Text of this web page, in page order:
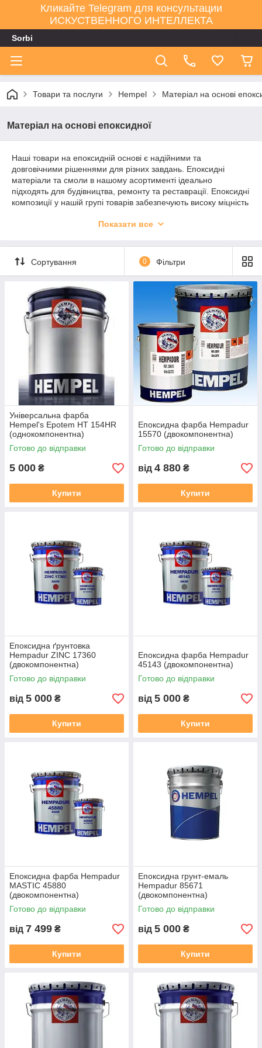
Кликайте Telegram для консультации
ИСКУСТВЕННОГО ИНТЕЛЛЕКТА
Sorbi
Товари та послуги Hempel Матеріал на основі
Матеріал на основі епоксидної
Наші товари на епоксидній основі є надійними та
довговічними рішеннями для різних завдань. Епоксидні
матеріали та смоли в нашому асортименті ідеально
підходять для будівництва, ремонту та реставрації. Епоксидні
композиції у нашій групі товарів забезпечують високу міцність
вибором для професіоналів та домашніх майстрів, які
Показати все
Сортування 0 Фільтри
Універсальна фарба
Hempel's Epotem HT 154HR
(однокомпонентна)
Готово до відправки
5 000 ₴
Купити
Епоксидна фарба Hempadur
15570 (двокомпонентна)
Готово до відправки
від 4 880 ₴
Купити
Епоксидна ґрунтовка
Hempadur ZINC 17360
(двокомпонентна)
Готово до відправки
від 5 000 ₴
Купити
Епоксидна фарба Hempadur
45143 (двокомпонентна)
Готово до відправки
від 5 000 ₴
Купити
Епоксидна фарба Hempadur
MASTIC 45880
(двокомпонентна)
Готово до відправки
від 7 499 ₴
Купити
Епоксидна грунт-емаль
Hempadur 85671
(двокомпонентна)
Готово до відправки
від 5 000 ₴
Купити